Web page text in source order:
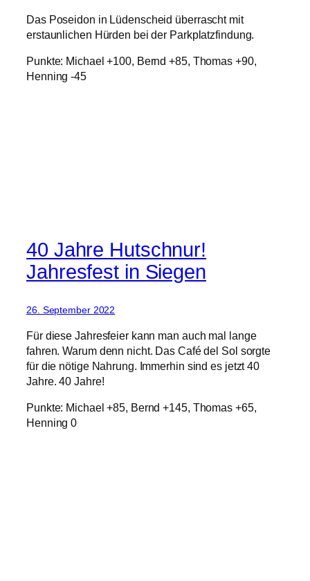
Das Poseidon in Lüdenscheid überrascht mit
erstaunlichen Hürden bei der Parkplatzfindung.
Punkte: Michael +100, Bernd +85, Thomas +90,
Henning -45
40 Jahre Hutschnur!
Jahresfest in Siegen
26. September 2022
Für diese Jahresfeier kann man auch mal lange
fahren. Warum denn nicht. Das Café del Sol sorgte
für die nötige Nahrung. Immerhin sind es jetzt 40
Jahre. 40 Jahre!
Punkte: Michael +85, Bernd +145, Thomas +65,
Henning 0